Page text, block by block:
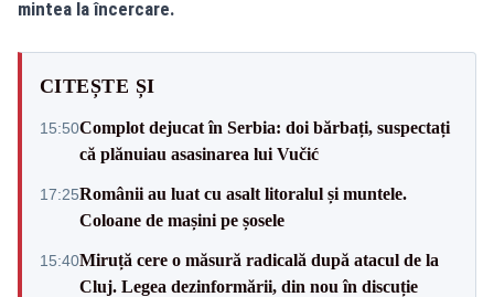
mintea la încercare.
CITEȘTE ȘI
15:50Complot dejucat în Serbia: doi bărbați, suspectați
că plănuiau asasinarea lui Vučić
17:25Românii au luat cu asalt litoralul și muntele.
Coloane de mașini pe șosele
15:40Miruță cere o măsură radicală după atacul de la
Cluj. Legea dezinformării, din nou în discuție